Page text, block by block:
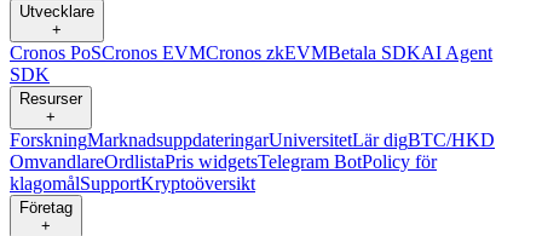
Utvecklare
+
Cronos PoSCronos EVMCronos zkEVMBetala SDKAI Agent
SDK
Resurser
+
ForskningMarknadsuppdateringarUniversitetLär digBTC/HKD
OmvandlareOrdlistaPris widgetsTelegram BotPolicy för
klagomålSupportKryptoöversikt
Företag
+